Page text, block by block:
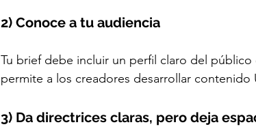
2) Conoce a tu audiencia
Tu brief debe incluir un perfil claro del público
permite a los creadores desarrollar contenido
3) Da directrices claras, pero deja